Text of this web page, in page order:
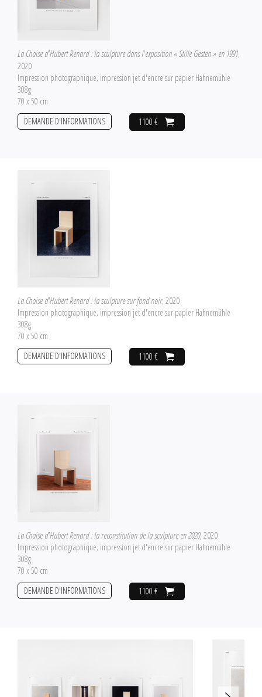
La Chaise d'Hubert Renard : la sculpture dans l'exposition « Stille Gesten » en 1991,
2020
Impression photographique, impression jet d'encre sur papier Hahnemühle
308g
70 x 50 cm
1100 €
DEMANDE D'INFORMATIONS
La Chaise d'Hubert Renard : la sculpture sur fond noir, 2020
Impression photographique, impression jet d'encre sur papier Hahnemühle
308g
70 x 50 cm
1100 €
DEMANDE D'INFORMATIONS
La Chaise d'Hubert Renard : la reconstitution de la sculpture en 2020, 2020
Impression photographique, impression jet d'encre sur papier Hahnemühle
308g
70 x 50 cm
1100 €
DEMANDE D'INFORMATIONS